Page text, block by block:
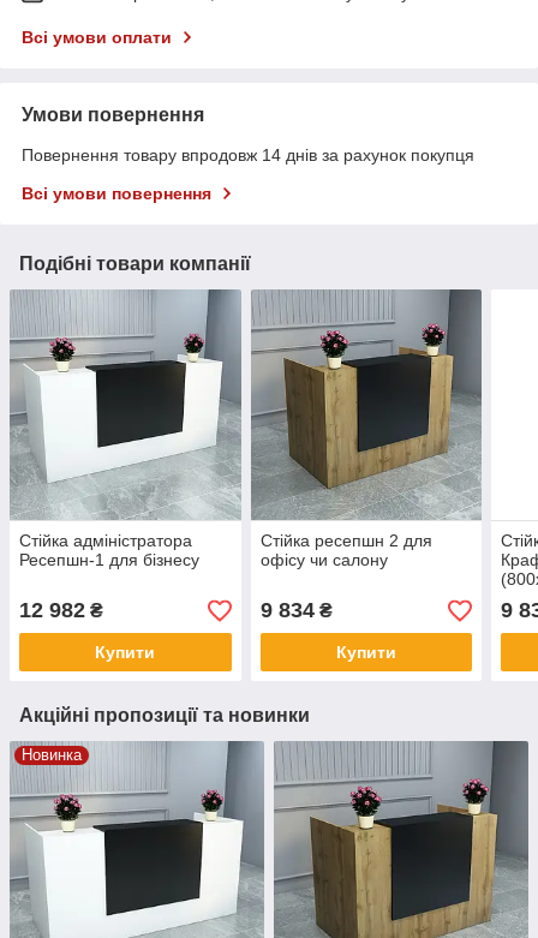
Всі умови оплати
Умови повернення
Повернення товару впродовж 14 днів за рахунок покупця
Всі умови повернення
Подібні товари компанії
Стійка адміністратора
Ресепшн-1 для бізнесу
12 982 ₴
Купити
Стійка ресепшн 2 для
офісу чи салону
9 834₴
Купити
9
Акційні пропозиції та новинки
Новинка